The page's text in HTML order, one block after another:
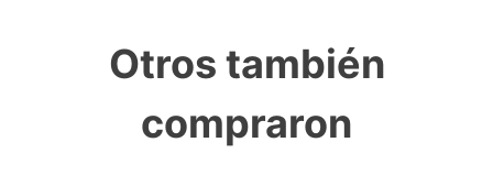
Otros también
compraron